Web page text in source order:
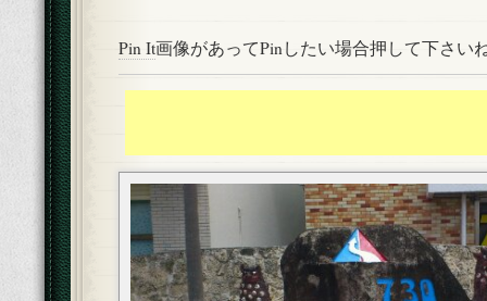
Pin It画像があってPinしたい場合押して下さい